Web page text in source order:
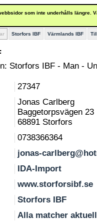
som inte underhålls
Storfors IBF Värmlands IBF
Storfors IBF - Man -
27347
Jonas Carlberg
Baggetorpsvägen 23
68891 Storfors
0738366364
jonas-
IDA-Import
www.storforsibf.se
Storfors IBF
Alla matcher